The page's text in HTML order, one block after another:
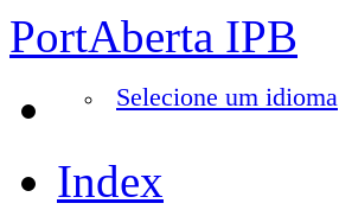
PortAberta IPB
Selecione um idioma
Index